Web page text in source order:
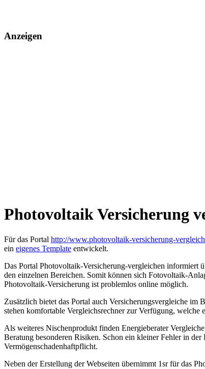
Anzeigen
Photovoltaik Versicherung
Für das Portal http://www.photovoltaik-versicherung-
ein eigenes Template entwickelt.
Das Portal Photovoltaik-Versicherung-vergleichen informiert
den einzelnen Bereichen. Somit können sich Fotovoltaik-
Photovoltaik-Versicherung ist problemlos online möglich.
Zusätzlich bietet das Portal auch Versicherungsvergleiche
stehen komfortable Vergleichsrechner zur Verfügung,
Als weiteres Nischenprodukt finden Energieberater
Beratung besonderen Risiken. Schon ein kleiner Fehler in
Vermögenschadenhaftpflicht.
Neben der Erstellung der Webseiten übernimmt 1sr für das